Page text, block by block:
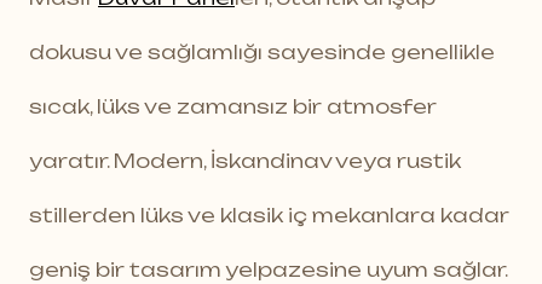
dokusu ve sağlamlığı sayesinde genellikle
sıcak, lüks ve zamansız bir atmosfer
yaratır. Modern, İskandinav veya rustik
stillerden lüks ve klasik iç mekanlara kadar
geniş bir tasarım yelpazesine uyum sağlar.